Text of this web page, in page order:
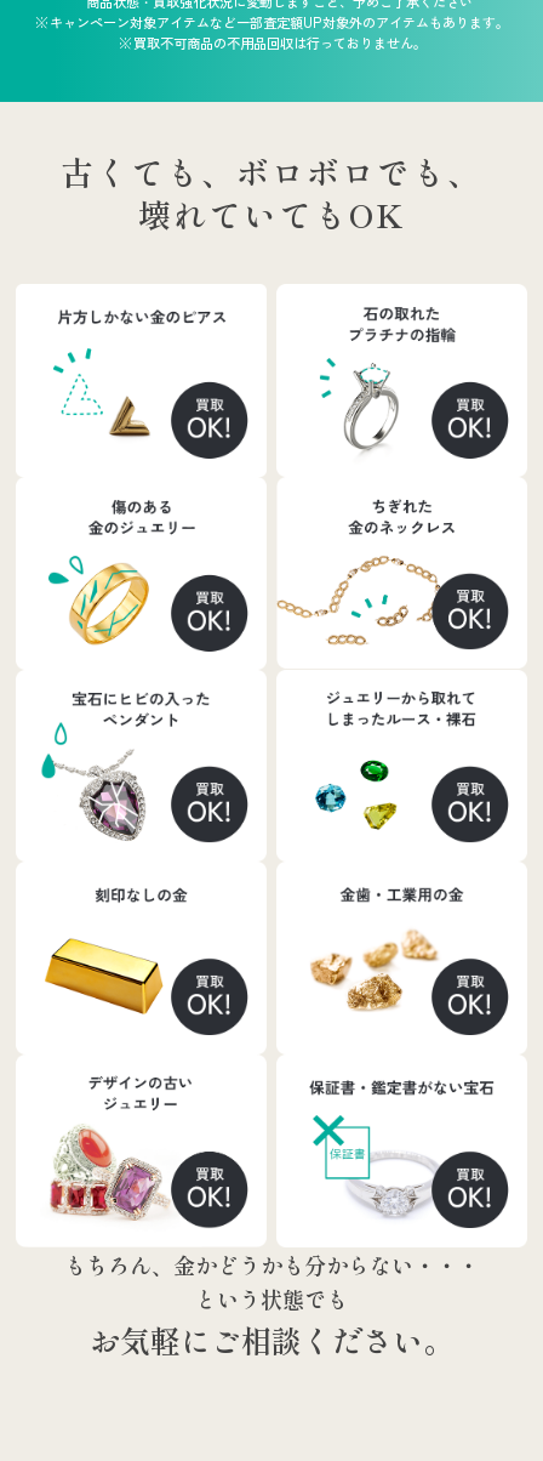
キャンペーン対象アイテムなど一部査定額UP対象外のアイテムもあります。
買取不可商品の不用品回収は行っておりません。
古くても、ボロボロでも、
壊れていてもOK
もちろん、金かどうかも分からない・・・
という状態でも
お気軽にご相談ください。